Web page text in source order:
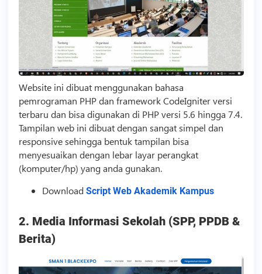
Website ini dibuat menggunakan bahasa
pemrograman PHP dan framework CodeIgniter versi
terbaru dan bisa digunakan di PHP versi 5.6 hingga 7.4.
Tampilan web ini dibuat dengan sangat simpel dan
responsive sehingga bentuk tampilan bisa
menyesuaikan dengan lebar layar perangkat
(komputer/hp) yang anda gunakan.
Download Script Web Akademik Kampus
2. Media Informasi Sekolah (SPP, PPDB &
Berita)